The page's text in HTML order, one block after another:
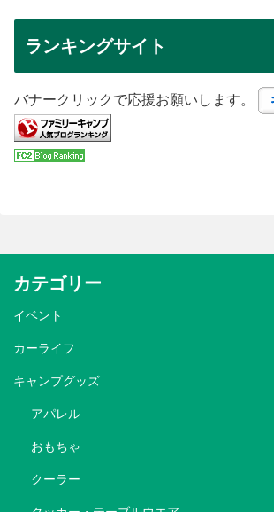
ランキングサイト
バナークリックで応援お願いします。
カテゴリー
イベント
カーライフ
キャンプグッズ
アパレル
おもちゃ
クーラー